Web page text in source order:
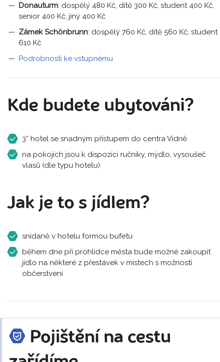
Donauturm: dospělý 480 Kč, dítě 300 Kč, student 400 Kč,
senior 400 Kč, jiný 400 Kč
Zámek Schönbrunn: dospělý 760 Kč, dítě 560 Kč, student
610 Kč
Podrobnosti ke vstupnému
Kde budete ubytováni?
3* hotel se snadným přístupem do centra Vídně
na pokojích jsou k dispozici ručníky, mýdlo, vysoušeč
vlasů (dle typu hotelu)
Jak je to s jídlem?
snídaně v hotelu formou bufetu
během dne při prohlídce města bude možné zakoupit
jídlo na některé z přestávek v místech s možností
občerstvení
Pojištění na cestu